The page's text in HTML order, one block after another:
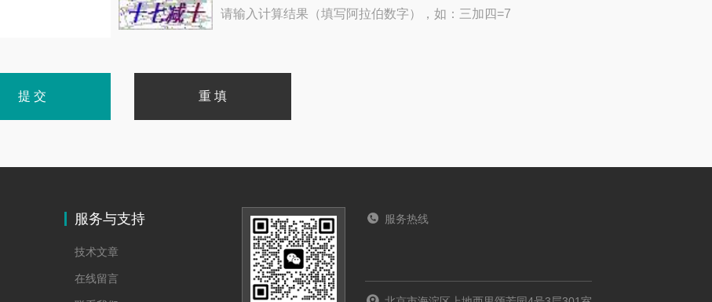
请输入计算结果（填写阿拉伯数字），如：三加四=7
服务与支持
技术文章
在线留言
服务热线